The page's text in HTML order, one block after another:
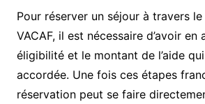
Pour réserver un séjour à travers
VACAF, il est nécessaire d’avoir
éligibilité et le montant de l’aide
accordée. Une fois ces étapes
réservation peut se faire